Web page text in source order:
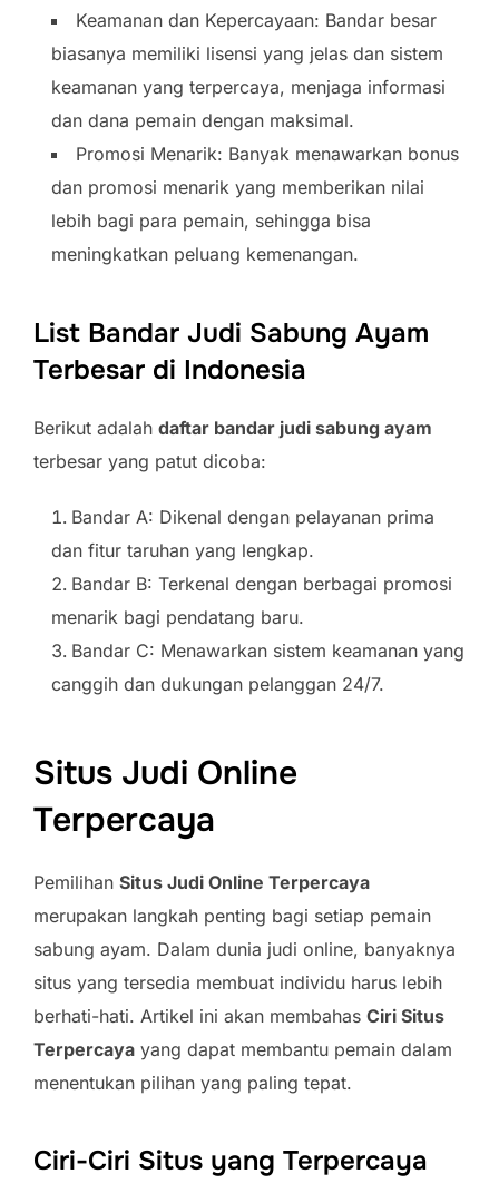
Keamanan dan Kepercayaan: Bandar besar
biasanya memiliki lisensi yang jelas dan sistem
keamanan yang terpercaya, menjaga informasi
dan dana pemain dengan maksimal.
Promosi Menarik: Banyak menawarkan bonus
dan promosi menarik yang memberikan nilai
lebih bagi para pemain, sehingga bisa
meningkatkan peluang kemenangan.
List Bandar Judi Sabung Ayam
Terbesar di Indonesia
Berikut adalah daftar bandar judi sabung ayam
terbesar yang patut dicoba:
Bandar A: Dikenal dengan pelayanan prima
dan fitur taruhan yang lengkap.
Bandar B: Terkenal dengan berbagai promosi
menarik bagi pendatang baru.
Bandar C: Menawarkan sistem keamanan yang
canggih dan dukungan pelanggan 24/7.
Situs Judi Online
Terpercaya
Pemilihan Situs Judi Online Terpercaya
merupakan langkah penting bagi setiap pemain
sabung ayam. Dalam dunia judi online, banyaknya
situs yang tersedia membuat individu harus lebih
berhati-hati. Artikel ini akan membahas Ciri Situs
Terpercaya yang dapat membantu pemain dalam
menentukan pilihan yang paling tepat.
Ciri-Ciri Situs yang Terpercaya